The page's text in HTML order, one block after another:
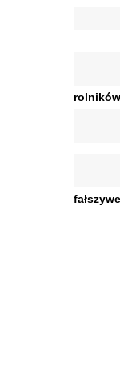
rolników